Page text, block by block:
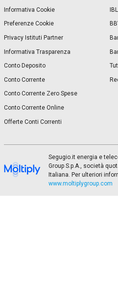
Informativa Cookie
Preferenze Cookie
Privacy Istituti Partner
Informativa Trasparenza
Conto Deposito
Conto Corrente
Conto Corrente Zero Spese
Conto Corrente Online
Offerte Conti Correnti
Segugio.it energia e
Group S.p.A., società
Italiana. Per ulteriori
www.moltiplygroup.com